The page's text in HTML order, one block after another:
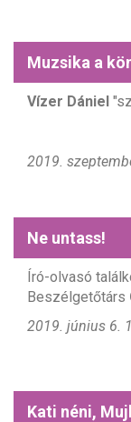
Muzsika a
Vízer Dániel
2019.
Ne untass!
Író-olvasó
Beszélgetőtárs
2019. június 6.
Kati néni,